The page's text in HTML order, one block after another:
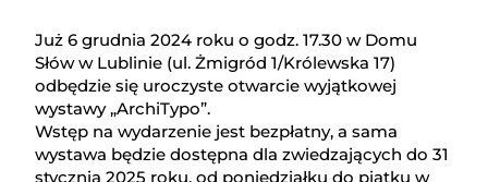
Już 6 grudnia 2024 roku o godz. 17.30 w Domu
Słów w Lublinie (ul. Żmigród 1/Królewska 17)
odbędzie się uroczyste otwarcie wyjątkowej
wystawy „ArchiTypo”.
Wstęp na wydarzenie jest bezpłatny, a sama
wystawa będzie dostępna dla zwiedzających do 31
stycznia 2025 roku, od poniedziałku do piątku w